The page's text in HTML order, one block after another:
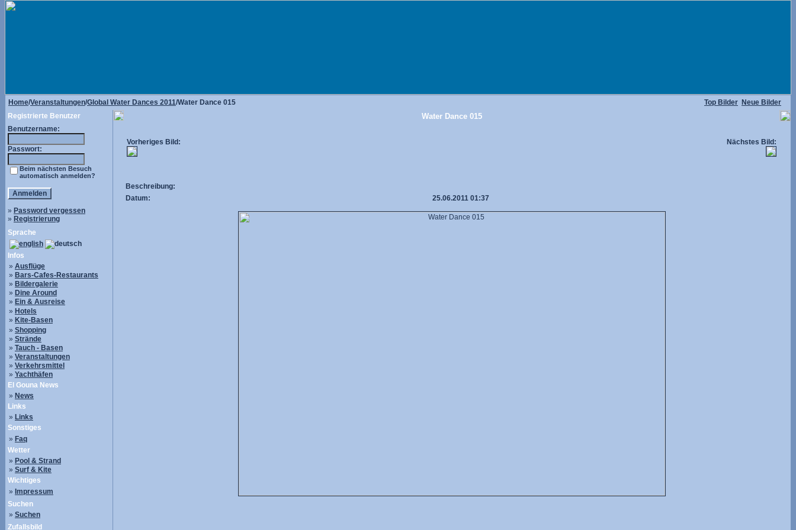
Home/Veranstaltungen/Global Water Dances 2011/Water Dance 015 Top Bilder Neue Bilder
Registrierte Benutzer
Benutzername:
Passwort:
Beim nächsten Besuch
automatisch anmelden?
» Password vergessen
» Registrierung
Sprache
Infos
» Ausflüge
» Bars-Cafes-Restaurants
» Bildergalerie
» Dine Around
» Ein & Ausreise
» Hotels
» Kite-Basen
» Shopping
» Strände
» Tauch - Basen
» Veranstaltungen
» Verkehrsmittel
» Yachthäfen
El Gouna News
» News
Links
» Links
Sonstiges
» Faq
Wetter
» Pool & Strand
» Surf & Kite
Wichtiges
» Impressum
Suchen
» Suchen
Zufallsbild
Water Dance 015
Vorheriges Bild: Nächstes Bild:
Beschreibung:
Datum:
25.06.2011 01:37